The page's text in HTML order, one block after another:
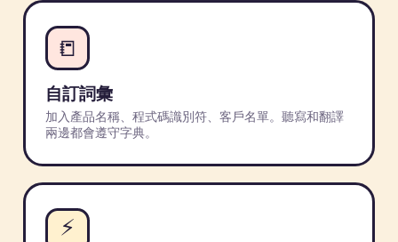
📒
自訂詞彙
加入產品名稱、程式碼識別符、客戶名單。聽寫和翻譯
兩邊都會遵守字典。
⚡